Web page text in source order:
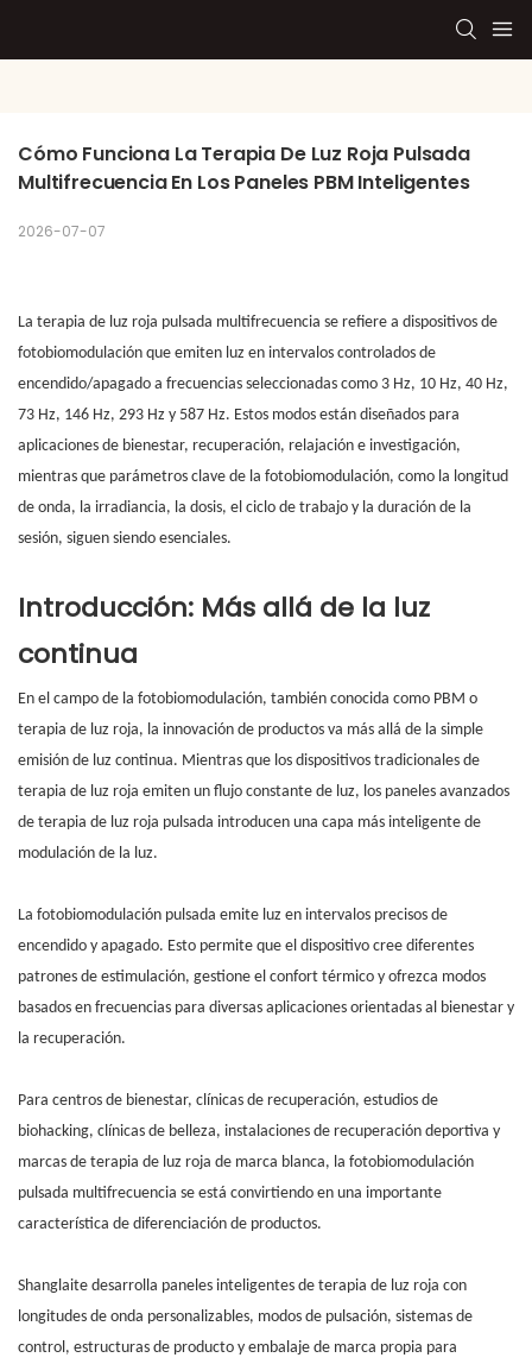
Cómo Funciona La Terapia De Luz Roja Pulsada
Multifrecuencia En Los Paneles PBM Inteligentes
2026-07-07
La terapia de luz roja pulsada multifrecuencia se refiere a dispositivos de
fotobiomodulación que emiten luz en intervalos controlados de
encendido/apagado a frecuencias seleccionadas como 3 Hz, 10 Hz, 40 Hz,
73 Hz, 146 Hz, 293 Hz y 587 Hz. Estos modos están diseñados para
aplicaciones de bienestar, recuperación, relajación e investigación,
mientras que parámetros clave de la fotobiomodulación, como la longitud
de onda, la irradiancia, la dosis, el ciclo de trabajo y la duración de la
sesión, siguen siendo esenciales.
Introducción: Más allá de la luz
continua
En el campo de la fotobiomodulación, también conocida como PBM o
terapia de luz roja, la innovación de productos va más allá de la simple
emisión de luz continua. Mientras que los dispositivos tradicionales de
terapia de luz roja emiten un flujo constante de luz, los paneles avanzados
de terapia de luz roja pulsada introducen una capa más inteligente de
modulación de la luz.
La fotobiomodulación pulsada emite luz en intervalos precisos de
encendido y apagado. Esto permite que el dispositivo cree diferentes
patrones de estimulación, gestione el confort térmico y ofrezca modos
basados ​​en frecuencias para diversas aplicaciones orientadas al bienestar y
la recuperación.
Para centros de bienestar, clínicas de recuperación, estudios de
biohacking, clínicas de belleza, instalaciones de recuperación deportiva y
marcas de terapia de luz roja de marca blanca, la fotobiomodulación
pulsada multifrecuencia se está convirtiendo en una importante
característica de diferenciación de productos.
Shanglaite desarrolla paneles inteligentes de terapia de luz roja con
longitudes de onda personalizables, modos de pulsación, sistemas de
control, estructuras de producto y embalaje de marca propia para